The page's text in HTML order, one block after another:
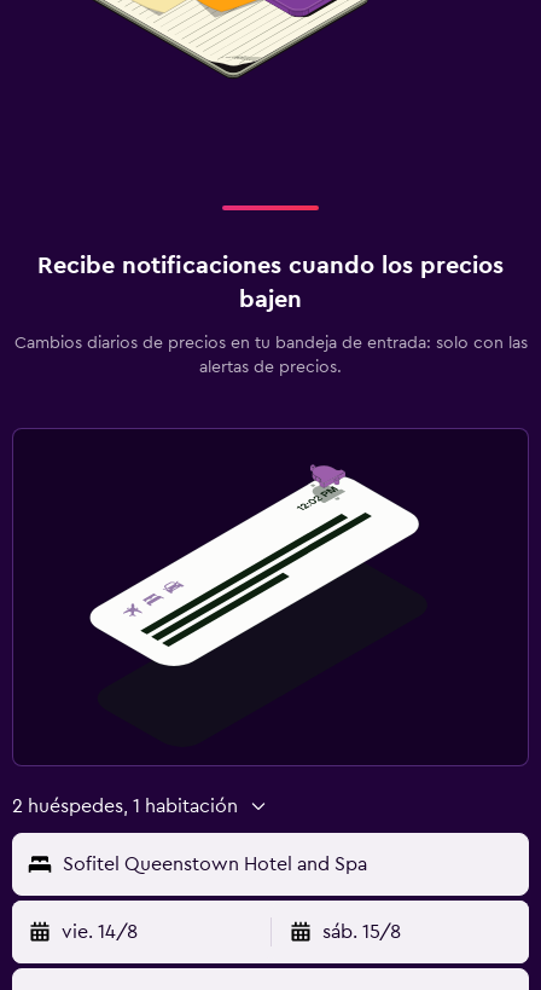
Recibe notificaciones cuando los precios
bajen
Cambios diarios de precios en tu bandeja de entrada: solo con las
alertas de precios.
2 huéspedes, 1 habitación
Sofitel Queenstown Hotel and Spa
vie. 14/8 sáb. 15/8